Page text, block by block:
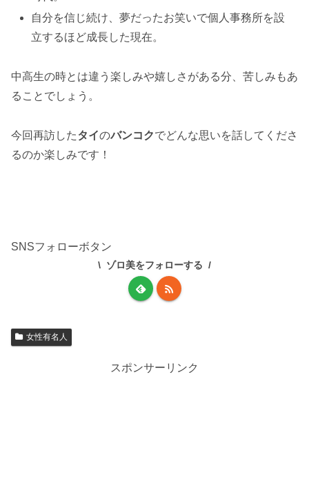
自分を信じ続け、夢だったお笑いで個人事務所を設
立するほど成長した現在。
中高生の時とは違う楽しみや嬉しさがある分、苦しみもあ
ることでしょう。
今回再訪したタイのバンコクでどんな思いを話してくださ
るのか楽しみです！
SNSフォローボタン
ゾロ美をフォローする
女性有名人
スポンサーリンク